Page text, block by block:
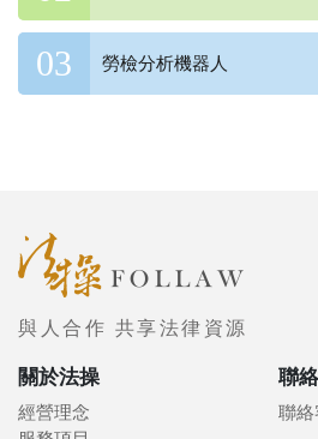
勞檢分析機器人
與人合作 共享法律資源
關於法操
經營理念
聯
聯絡